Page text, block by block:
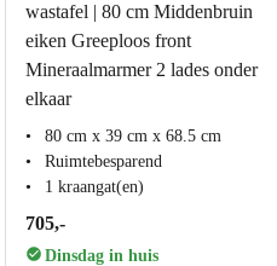
wastafel | 80 cm Middenbruin
eiken Greeploos front
Mineraalmarmer 2 lades onder
elkaar
80 cm x 39 cm x 68.5 cm
Ruimtebesparend
1 kraangat(en)
705,-
Dinsdag in huis